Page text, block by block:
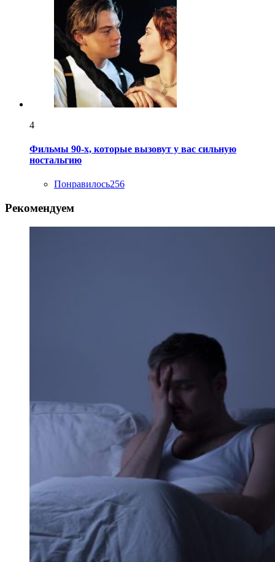
4
Фильмы 90-х, которые вызовут у вас сильную
ностальгию
Понравилось256
Рекомендуем